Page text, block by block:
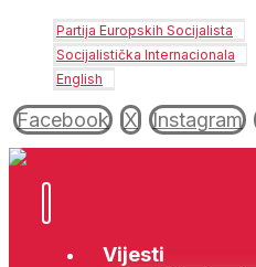
Partija Europskih Socijalista
Socijalistička Internacionala
English
Facebook X Instagram
Vijesti